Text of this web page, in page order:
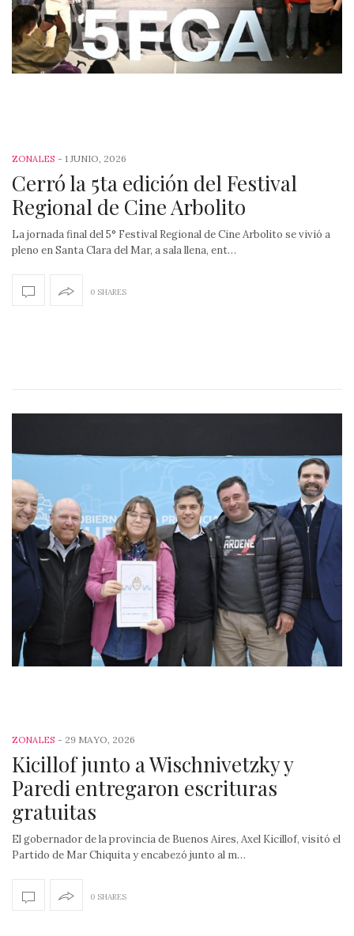
ZONALES - 1 JUNIO, 2026
Cerró la 5ta edición del Festival
Regional de Cine Arbolito
La jornada final del 5° Festival Regional de Cine Arbolito se vivió a
pleno en Santa Clara del Mar, a sala llena, ent…
0 SHARES
ZONALES - 29 MAYO, 2026
Kicillof junto a Wischnivetzky y
Paredi entregaron escrituras
gratuitas
El gobernador de la provincia de Buenos Aires, Axel Kicillof, visitó el
Partido de Mar Chiquita y encabezó junto al m…
0 SHARES